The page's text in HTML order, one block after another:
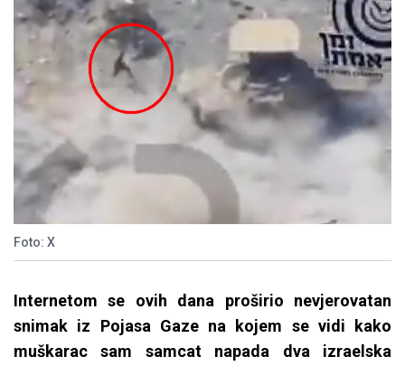
Foto: X
Internetom se ovih dana proširio nevjerovatan
snimak iz Pojasa Gaze na kojem se vidi kako
muškarac sam samcat napada dva izraelska